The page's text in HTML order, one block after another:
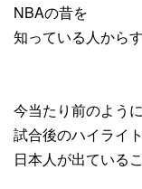
NBAの昔を
知っている人から
今当たり前のように
試合後のハイライ
日本人が出ている